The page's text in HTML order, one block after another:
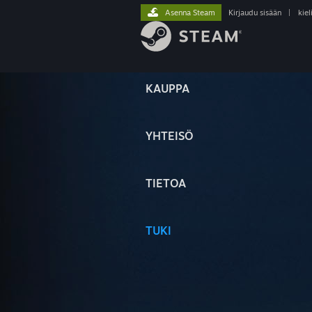
KAUPPA
YHTEISÖ
TIETOA
TUKI
Asenna Steam Kirjaudu sisään kieli